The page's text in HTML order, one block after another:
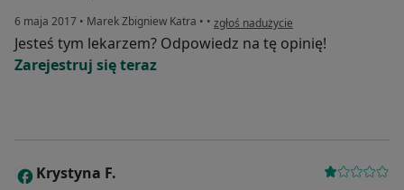
6 maja 2017 • Marek Zbigniew Katra • • w opinii użytkownika Marlena D.
zgłoś nadużycie
Jesteś tym lekarzem? Odpowiedz na tę opinię!
Zarejestruj się teraz
K Krystyna F.